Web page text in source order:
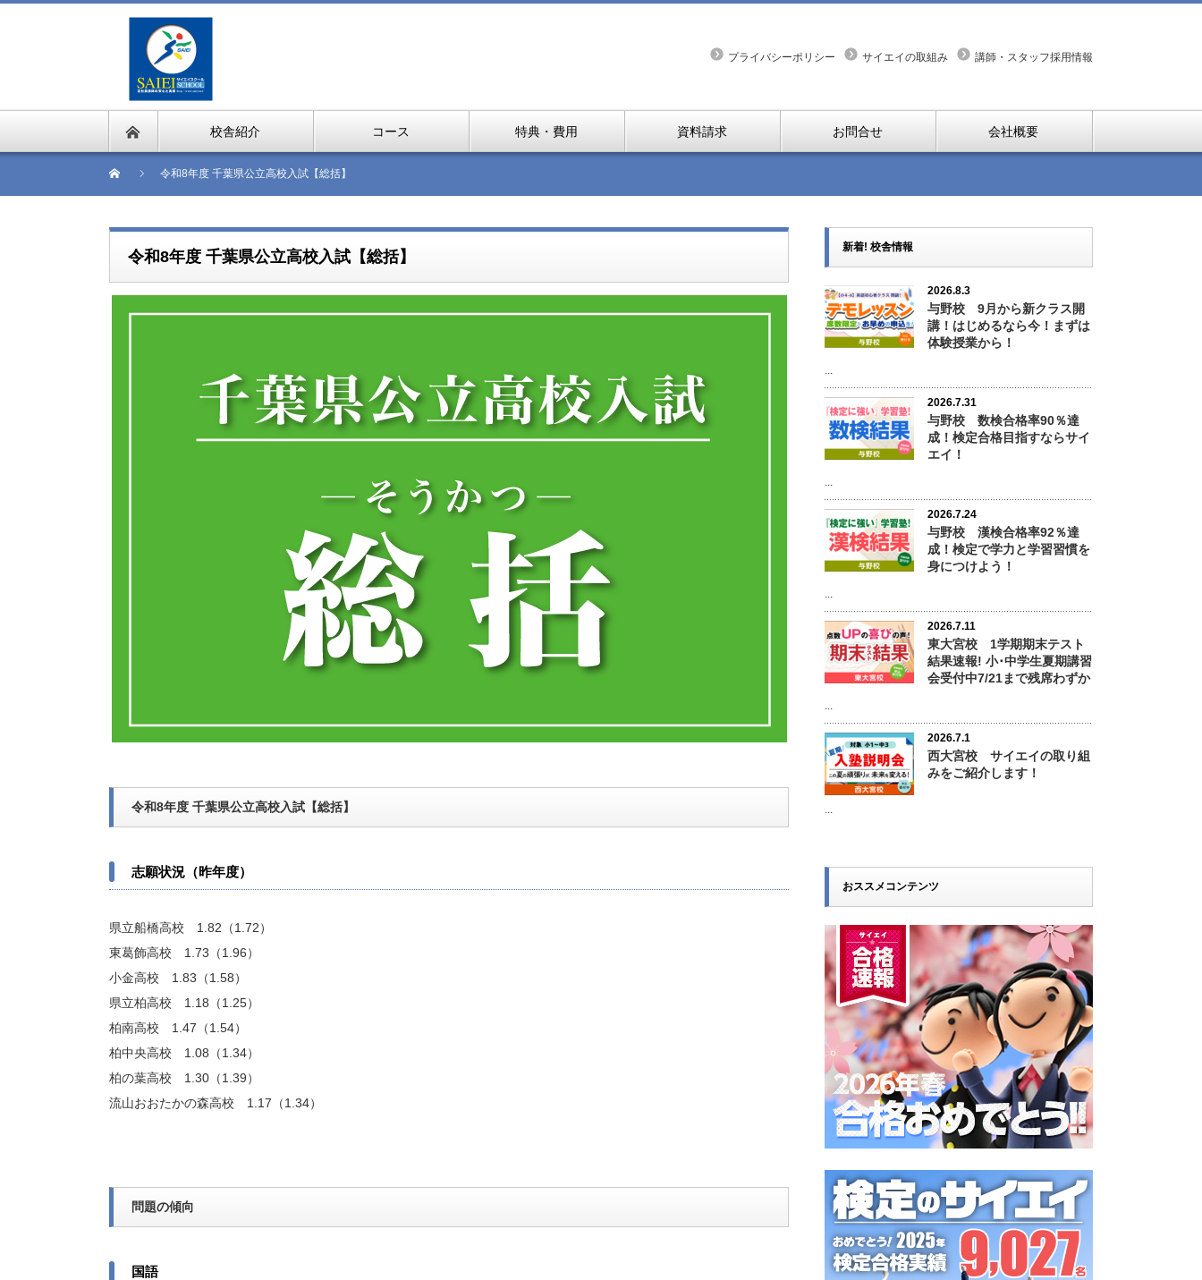
プライバシーポリシー サイエイの取組み 講師・スタッフ採用情報
校舎紹介 コース 特典・費用 資料請求 お問合せ 会社概要
令和8年度 千葉県公立高校入試【総括】
令和8年度 千葉県公立高校入試【総括】
令和8年度 千葉県公立高校入試【総括】
志願状況（昨年度）
県立船橋高校 1.82（1.72）
東葛飾高校 1.73（1.96）
小金高校 1.83（1.58）
県立柏高校 1.18（1.25）
柏南高校 1.47（1.54）
柏中央高校 1.08（1.34）
柏の葉高校 1.30（1.39）
流山おおたかの森高校 1.17（1.34）
問題の傾向
国語
新着! 校舎情報
2026.8.3
与野校 9月から新クラス開
講！はじめるなら今！まずは
体験授業から！
...
2026.7.31
与野校 数検合格率90％達
成！検定合格目指すならサイ
エイ！
...
2026.7.24
与野校 漢検合格率92％達
成！検定で学力と学習習慣を
身につけよう！
...
2026.7.11
東大宮校 1学期期末テスト
結果速報! 小･中学生夏期講習
会受付中7/21まで残席わずか
...
2026.7.1
西大宮校 サイエイの取り組
みをご紹介します！
...
おススメコンテンツ